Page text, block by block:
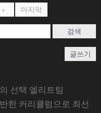
» 마지막
검색
글쓰기
선택 엘리트팀
한 커리큘럼으로 최선